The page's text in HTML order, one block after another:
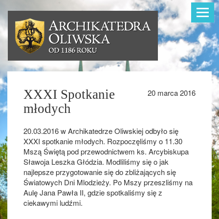
Toggle
20 marca 2016
XXXI Spotkanie
młodych
20.03.2016 w Archikatedrze Oliwskiej odbyło się
XXXI spotkanie młodych. Rozpoczęliśmy o 11.30
Mszą Świętą pod przewodnictwem ks. Arcybiskupa
Sławoja Leszka Głódzia. Modliliśmy się o jak
najlepsze przygotowanie się do zbliżających się
Światowych Dni Mlodzieży. Po Mszy przeszliśmy na
Aulę Jana Pawła II, gdzie spotkaliśmy się z
ciekawymi ludźmi.